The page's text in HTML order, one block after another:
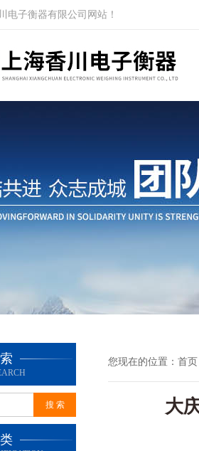
电子衡器有限公司网站！
您现在的位置： 首页
大